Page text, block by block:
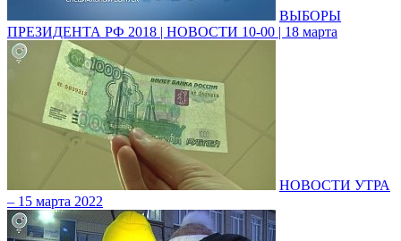
ВЫБОРЫ
ПРЕЗИДЕНТА РФ 2018 | НОВОСТИ 10-00 | 18 марта
НОВОСТИ УТРА
– 15 марта 2022